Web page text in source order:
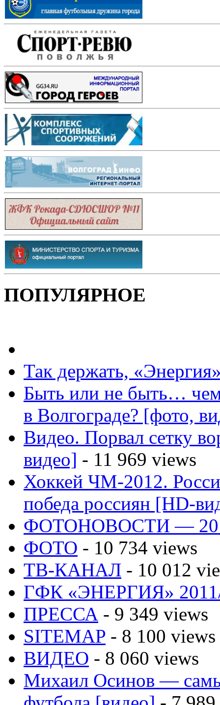
ПОПУЛЯРНОЕ
Так держать,
Быть или не быть…
в Волгограде? [фото,
Видео. Порвал сетку
видео] - 11 969 views
Хоккей ЧМ-2012.
победа россиян [HD-
ФОТОНОВОСТИ —
ФОТО - 10 734 views
ТВ-КАНАЛ - 10 012
ГФК «ЭНЕРГИЯ»
ПРЕССА - 9 349 views
SITEMAP - 8 100 views
ВИДЕО - 8 060 views
Михаил Осинов —